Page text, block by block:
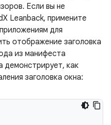
Если вы не
Leanback, примените
для
отображение заголовка
из манифеста
демонстрирует, как
заголовка окна: